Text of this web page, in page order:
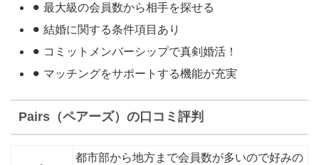
⚫︎ 最大級の会員数から相手を探せる
⚫︎ 結婚に関する条件項目あり
⚫︎ コミットメンバーシップで真剣婚活！
⚫︎ マッチングをサポートする機能が充実
Pairs（ペアーズ）の口コミ評判
都市部から地方まで会員数が多いので好みの